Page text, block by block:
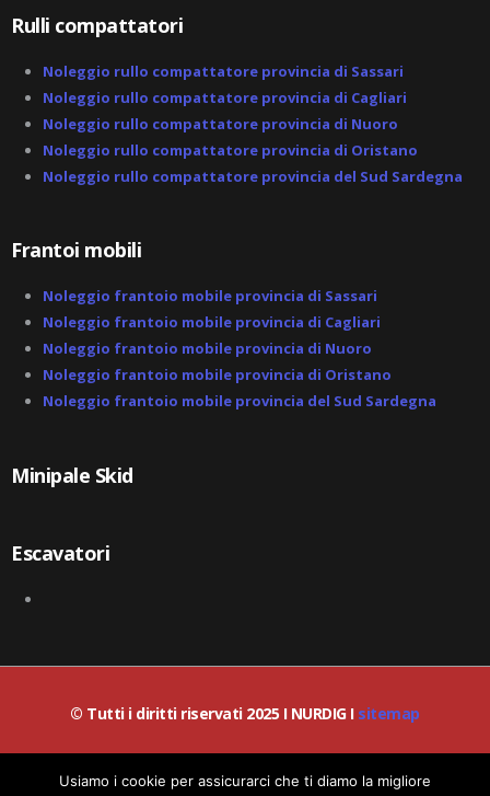
Rulli compattatori
Noleggio rullo compattatore provincia di Sassari
Noleggio rullo compattatore provincia di Cagliari
Noleggio rullo compattatore provincia di Nuoro
Noleggio rullo compattatore provincia di Oristano
Noleggio rullo compattatore provincia del Sud Sardegna
Frantoi mobili
Noleggio frantoio mobile provincia di Sassari
Noleggio frantoio mobile provincia di Cagliari
Noleggio frantoio mobile provincia di Nuoro
Noleggio frantoio mobile provincia di Oristano
Noleggio frantoio mobile provincia del Sud Sardegna
Minipale Skid
Escavatori
© Tutti i diritti riservati 2025 I NURDIG I sitemap
© Lead-IA S.r.l. I P.IVA / C.F.: 06387200659
Usiamo i cookie per assicurarci che ti diamo la migliore